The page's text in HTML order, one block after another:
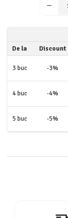
Înălbitor și
Soluții anticalcar,
întreținere țesături
Odorizanți
De la
Discount
3 buc -3%
4buc -4%
5 buc -5%